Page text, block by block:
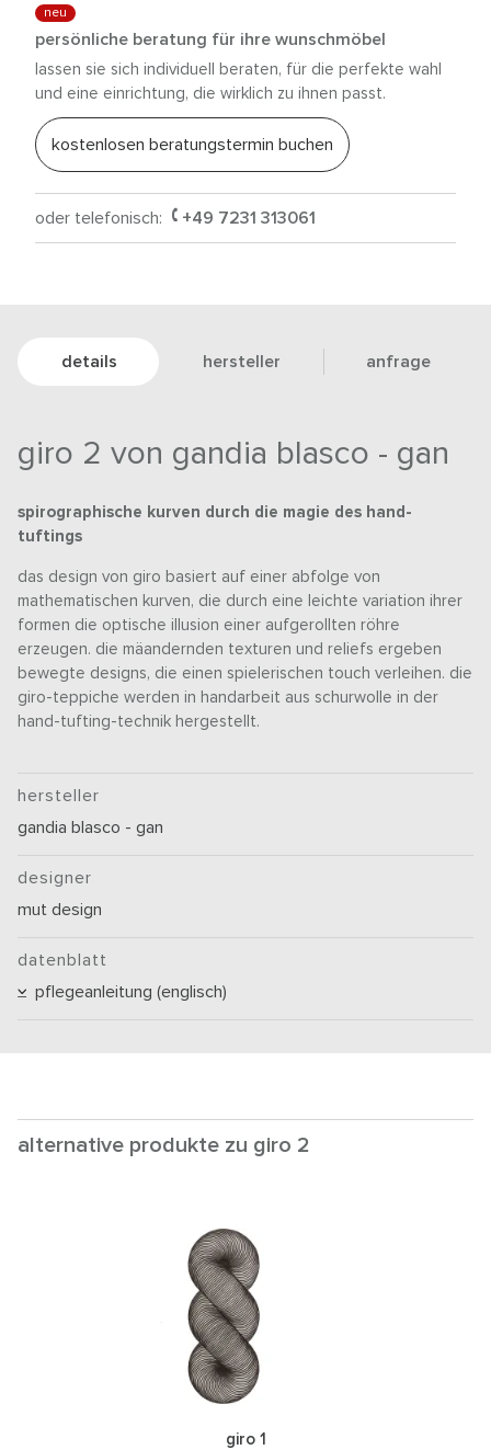
neu
persönliche beratung für ihre wunschmöbel
lassen sie sich individuell beraten, für die perfekte wahl
und eine einrichtung, die wirklich zu ihnen passt.
kostenlosen beratungstermin buchen
oder telefonisch: +49 7231 313061
details hersteller anfrage
giro 2 von gandia blasco - gan
spirographische kurven durch die magie des hand-
tuftings
das design von giro basiert auf einer abfolge von
mathematischen kurven, die durch eine leichte variation ihrer
formen die optische illusion einer aufgerollten röhre
erzeugen. die mäandernden texturen und reliefs ergeben
bewegte designs, die einen spielerischen touch verleihen. die
giro-teppiche werden in handarbeit aus schurwolle in der
hand-tufting-technik hergestellt.
hersteller
gandia blasco - gan
designer
mut design
datenblatt
pflegeanleitung (englisch)
alternative produkte zu giro 2
giro 1